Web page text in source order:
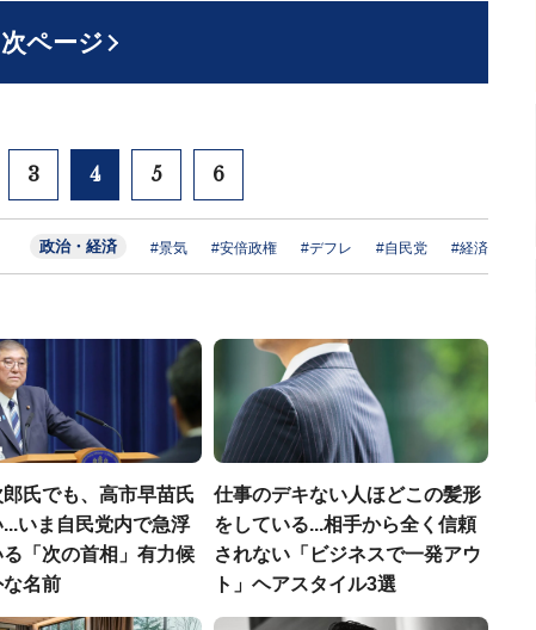
次ページ
3 4 5 6
政治・経済 #景気 #安倍政権 #デフレ #自民党 #経済
氏でも、高市早苗氏
いま自民党内で急浮
「次の首相」有力候
名前
仕事のデキない人ほどこの髪形
をしている...相手から全く信頼
されない「ビジネスで一発アウ
ト」ヘアスタイル3選